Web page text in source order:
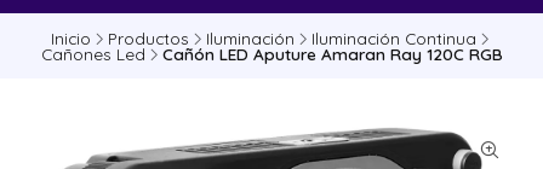
Inicio Productos Iluminación Iluminación Continua
Cañones Led Cañón LED Aputure Amaran Ray 120C RGB